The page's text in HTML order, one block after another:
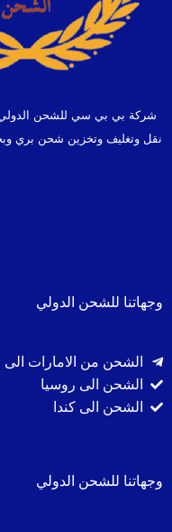
شركة بي بي سي للشحن الدولي
نقل وتغليف وتخزين شحن بري
وجهاتنا للشحن الدولي
الشحن من الامارات الى
الشحن الى روسيا
الشحن الى كندا
وجهاتنا للشحن الدولي